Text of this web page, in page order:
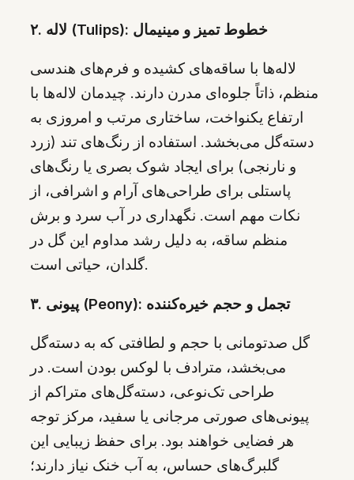
۲. لاله (Tulips): خطوط تمیز و مینیمال
لاله‌ها با ساقه‌های کشیده و فرم‌های هندسی
منظم، ذاتاً جلوه‌ای مدرن دارند. چیدمان لاله‌ها با
ارتفاع یکنواخت، ساختاری مرتب و امروزی به
دسته‌گل می‌بخشد. استفاده از رنگ‌های تند (زرد
و نارنجی) برای ایجاد شوک بصری یا رنگ‌های
پاستلی برای طراحی‌های آرام و اشرافی، از
نکات مهم است. نگهداری در آب سرد و برش
منظم ساقه، به دلیل رشد مداوم این گل در
گلدان، حیاتی است.
۳. پیونی (Peony): تجمل و حجم خیره‌کننده
گل صدتومانی با حجم و لطافتی که به دسته‌گل
می‌بخشد، مترادف با لوکس بودن است. در
طراحی تک‌نوعی، دسته‌گل‌های متراکم از
پیونی‌های صورتی مرجانی یا سفید، مرکز توجه
هر فضایی خواهند بود. برای حفظ زیبایی این
گلبرگ‌های حساس، به آب خنک نیاز دارند؛